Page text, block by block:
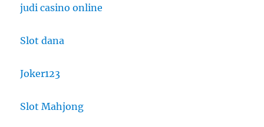
judi casino online
Slot dana
Joker123
Slot Mahjong